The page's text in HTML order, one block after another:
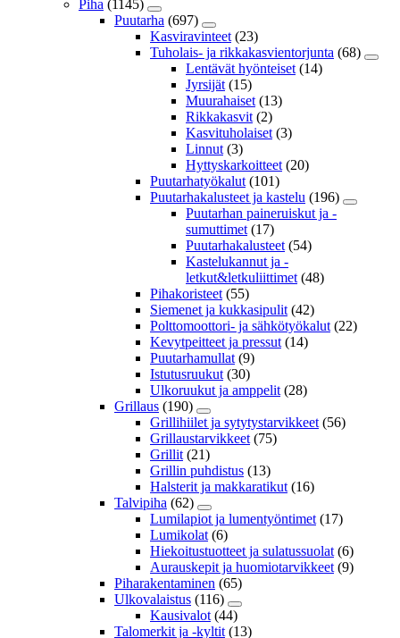
Piha (1145)
Puutarha (697)
Kasviravinteet (23)
Tuholais- ja rikkakasvientorjunta (68)
Lentävät hyönteiset (14)
Jyrsijät (15)
Muurahaiset (13)
Rikkakasvit (2)
Kasvituholaiset (3)
Linnut (3)
Hyttyskarkoitteet (20)
Puutarhatyökalut (101)
Puutarhakalusteet ja kastelu (196)
Puutarhan paineruiskut ja -
sumuttimet (17)
Puutarhakalusteet (54)
Kastelukannut ja -
letkut&letkuliittimet (48)
Pihakoristeet (55)
Siemenet ja kukkasipulit (42)
Polttomoottori- ja sähkötyökalut (22)
Kevytpeitteet ja pressut (14)
Puutarhamullat (9)
Istutusruukut (30)
Ulkoruukut ja amppelit (28)
Grillaus (190)
Grillihiilet ja sytytystarvikkeet (56)
Grillaustarvikkeet (75)
Grillit (21)
Grillin puhdistus (13)
Halsterit ja makkaratikut (16)
Talvipiha (62)
Lumilapiot ja lumentyöntimet (17)
Lumikolat (6)
Hiekoitustuotteet ja sulatussuolat (6)
Aurauskepit ja huomiotarvikkeet (9)
Piharakentaminen (65)
Ulkovalaistus (116)
Kausivalot (44)
Talomerkit ja -kyltit (13)